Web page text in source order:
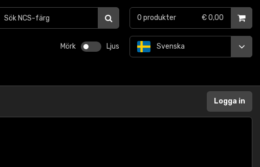
Mörk Ljus Svenska
0 produkter € 0,00
Logga in